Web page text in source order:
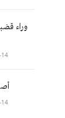
وراء
14
14